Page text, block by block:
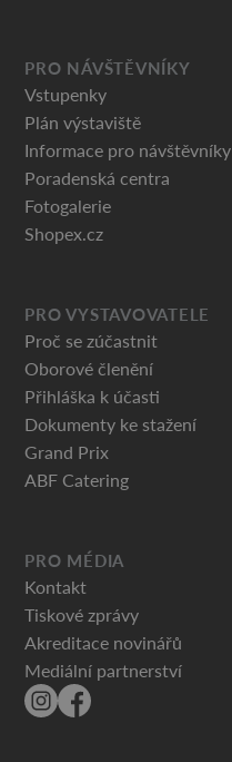
PRO NÁVŠTĚVNÍKY
Vstupenky
Plán výstaviště
Informace pro návštěvníky
Poradenská centra
Fotogalerie
Shopex.cz
PRO VYSTAVOVATELE
Proč se zúčastnit
Oborové členění
Přihláška k účasti
Dokumenty ke stažení
Grand Prix
ABF Catering
PRO MÉDIA
Kontakt
Tiskové zprávy
Akreditace novinářů
Mediální partnerství